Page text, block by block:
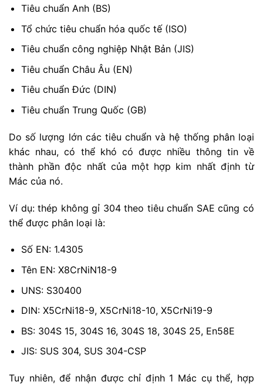
Tiêu chuẩn Anh (BS)
Tổ chức tiêu chuẩn hóa quốc tế (ISO)
Tiêu chuẩn công nghiệp Nhật Bản (JIS)
Tiêu chuẩn Châu Âu (EN)
Tiêu chuẩn Đức (DIN)
Tiêu chuẩn Trung Quốc (GB)
Do số lượng lớn các tiêu chuẩn và hệ thống phân loại
khác nhau, có thể khó có được nhiều thông tin về
thành phần độc nhất của một hợp kim nhất định từ
Mác của nó.
Ví dụ: thép không gỉ 304 theo tiêu chuẩn SAE cũng có
thể được phân loại là:
Số EN: 1.4305
Tên EN: X8CrNiN18-9
UNS: S30400
DIN: X5CrNi18-9, X5CrNi18-10, X5CrNi19-9
BS: 304S 15, 304S 16, 304S 18, 304S 25, En58E
JIS: SUS 304, SUS 304-CSP
Tuy nhiên, để nhận được chỉ định 1 Mác cụ thể, hợp